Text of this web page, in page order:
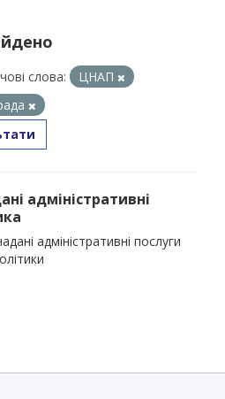
слова:
ЦНАП
адміністративні
адміністративні послуги